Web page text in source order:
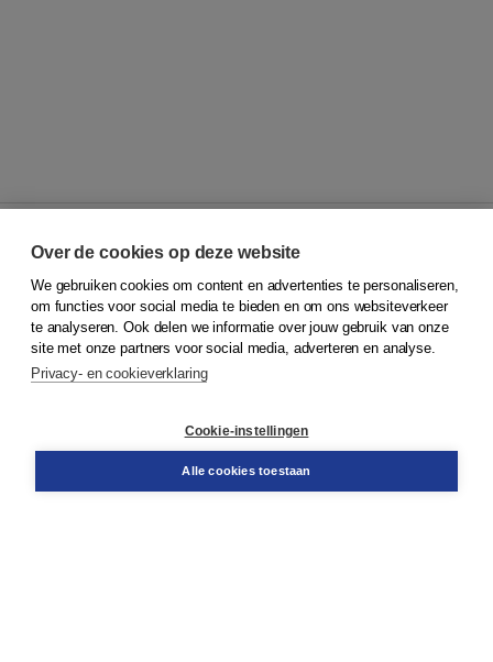
© 2026Koninklijke Boom uitgevers
Klantenservice
Service & informatie
Contact
Over de cookies op deze website
We gebruiken cookies om content en advertenties te personaliseren,
om functies voor social media te bieden en om ons websiteverkeer
te analyseren. Ook delen we informatie over jouw gebruik van onze
site met onze partners voor social media, adverteren en analyse.
Privacy- en cookieverklaring
Cookie-instellingen
Alle cookies toestaan